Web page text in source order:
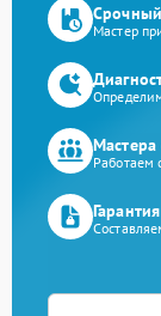
Мастер
Мастера
Работаем